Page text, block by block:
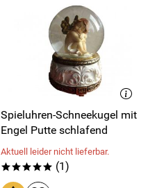
Spieluhren-Schneekugel mit
Engel Putte schlafend
Aktuell leider nicht lieferbar.
***** (1)